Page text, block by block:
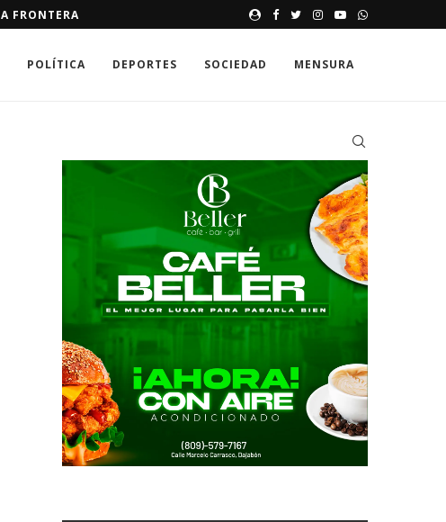
ORGANIZACIONES DE BANÍ
POLÍTICA DEPORTES SOCIEDAD MENSURA